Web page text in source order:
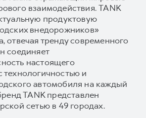
взаимодействия. TANK
продуктовую
внедорожников»
отвечая тренду современного
соединяет
настоящего
и
автомобиля на каждый
TANK представлен
сетью в 49 городах.